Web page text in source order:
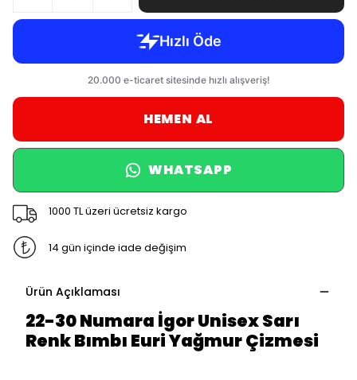
HEMEN AL
WHATSAPP
1000 TL üzeri ücretsiz kargo
14 gün içinde iade değişim
Ürün Açıklaması
22-30 Numara İgor Unisex Sarı
Renk Bımbı Euri Yağmur Çizmesi